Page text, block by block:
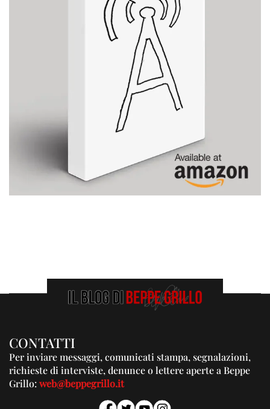
CONTATTI
Per inviare messaggi, comunicati stampa, segnalazioni,
richieste di interviste, denunce o lettere aperte a Beppe
Grillo:web@beppegrillo.it